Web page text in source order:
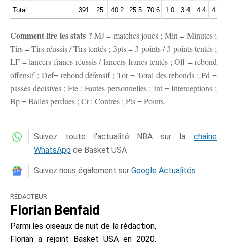
Total 391 25 40.2 25.5 70.6 1.0 3.4 4.4 4.4
Comment lire les stats ? MJ = matches joués ; Min = Minutes ;
Tirs = Tirs réussis / Tirs tentés ; 3pts = 3-points / 3-points tentés ;
LF = lancers-francs réussis / lancers-francs tentés ; Off = rebond
offensif ; Def= rebond défensif ; Tot = Total des rebonds ; Pd =
passes décisives ; Fte : Fautes personnelles ; Int = Interceptions ;
Bp = Balles perdues ; Ct : Contres ; Pts = Points.
Suivez toute l'actualité NBA sur la chaîne
WhatsApp de Basket USA
Suivez nous également sur Google Actualités
RÉDACTEUR
Florian Benfaid
Parmi les oiseaux de nuit de la rédaction,
Florian a rejoint Basket USA en 2020.